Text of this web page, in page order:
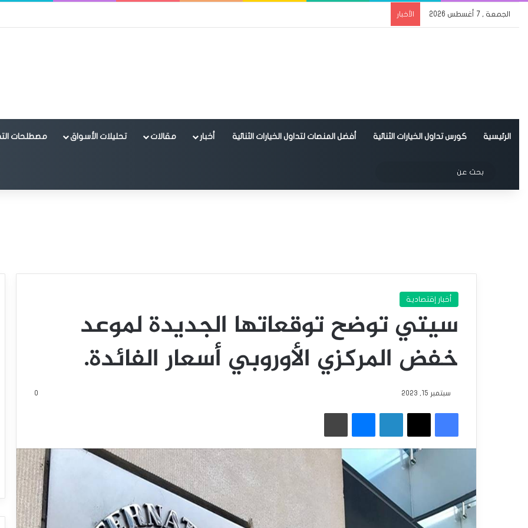
الجمعة , 7 أغسطس 2026 الأخبار
الرئيسية كورس تداول الخيارات الثنائية أفضل المنصات لتداول الخيارات الثنائية أخبار مقالات تحليلات الأسواق مصطلحات
الوضع المظلم
عن
أخبار إقتصادية
سيتي توضح توقعاتها الجديدة لموعد
خفض المركزي الأوروبي أسعار الفائدة.
سبتمبر 15, 2023 0
فيسبوك
‫X لينكدإن ماسنجر طباعة